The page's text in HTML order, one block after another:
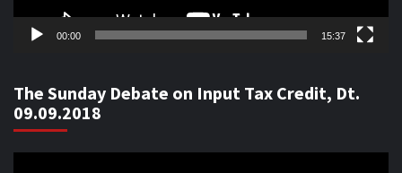
00:00 15:37
The Sunday Debate on Input Tax Credit, Dt.
09.09.2018